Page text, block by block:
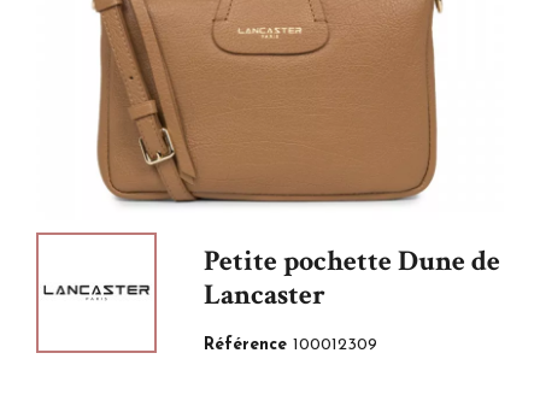
Petite pochette Dune de
Lancaster
Référence100012309